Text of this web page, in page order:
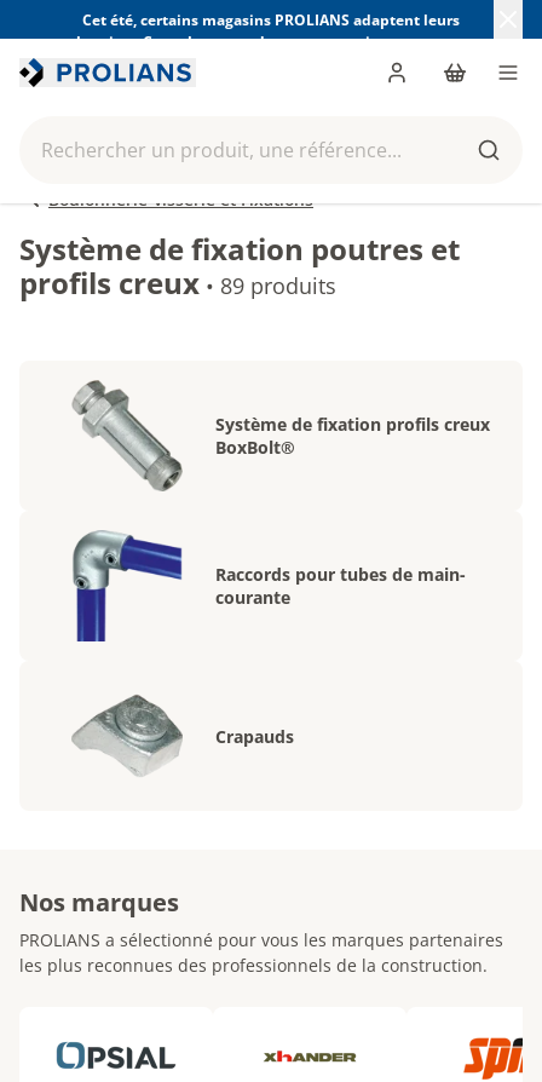
Cet été, certains magasins PROLIANS adaptent leurs
horaires. Consultez ceux de votre magasin avant votre
visite.
Rechercher un produit, une référence...
Panier
Boulonnerie-visserie et Fixations
Système de fixation poutres et
profils creux • 89 produits
Système de fixation profils creux
BoxBolt®
Raccords pour tubes de main-
courante
Crapauds
Nos marques
PROLIANS a sélectionné pour vous les marques partenaires
les plus reconnues des professionnels de la construction.